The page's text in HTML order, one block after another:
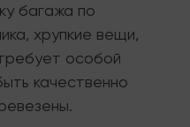
багажа по
хрупкие вещи,
особой
качественно